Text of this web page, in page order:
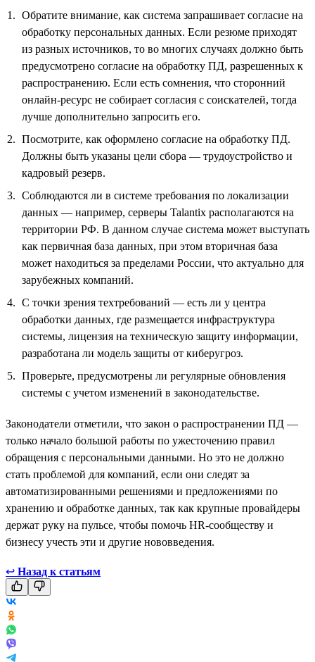
Обратите внимание, как система запрашивает согласие на
обработку персональных данных. Если резюме приходят
из разных источников, то во многих случаях должно быть
предусмотрено согласие на обработку ПД, разрешенных к
распространению. Если есть сомнения, что сторонний
онлайн-ресурс не собирает согласия с соискателей, тогда
лучше дополнительно запросить его.
Посмотрите, как оформлено согласие на обработку ПД.
Должны быть указаны цели сбора — трудоустройство и
кадровый резерв.
Соблюдаются ли в системе требования по локализации
данных — например, серверы Talantix располагаются на
территории РФ. В данном случае система может выступать
как первичная база данных, при этом вторичная база
может находиться за пределами России, что актуально для
зарубежных компаний.
С точки зрения техтребований — есть ли у центра
обработки данных, где размещается инфраструктура
системы, лицензия на техническую защиту информации,
разработана ли модель защиты от киберугроз.
Проверьте, предусмотрены ли регулярные обновления
системы с учетом изменений в законодательстве.
Законодатели отметили, что закон о распространении ПД —
только начало большой работы по ужесточению правил
обращения с персональными данными. Но это не должно
стать проблемой для компаний, если они следят за
автоматизированными решениями и предложениями по
хранению и обработке данных, так как крупные провайдеры
держат руку на пульсе, чтобы помочь HR-сообществу и
бизнесу учесть эти и другие нововведения.
↩ Назад к статьям